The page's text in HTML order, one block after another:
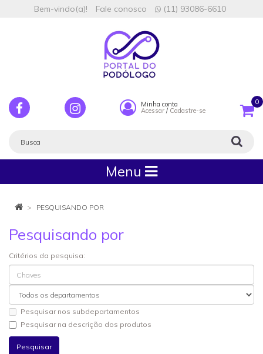
Bem-vindo(a)! Fale conosco (11) 93086-6610
Minha conta
Acessar / Cadastre-se
0
Menu
PESQUISANDO POR
Pesquisando por
Critérios da pesquisa:
Pesquisar nos subdepartamentos
Pesquisar na descrição dos produtos